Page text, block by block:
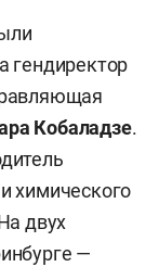
гендиректор
Кобаладзе.
химического
двух
—